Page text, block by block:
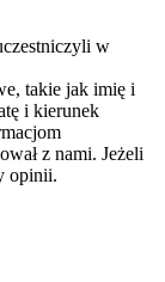
w
takie jak imię i
i kierunek
z nami. Jeżeli
opinii.